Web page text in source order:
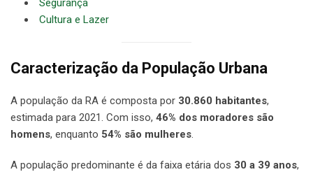
Segurança
Cultura e Lazer
Caracterização da População Urbana
A população da RA é composta por 30.860 habitantes,
estimada para 2021. Com isso, 46% dos moradores são
homens, enquanto 54% são mulheres
A população predominante é da faixa etária dos 30 a 39 anos,